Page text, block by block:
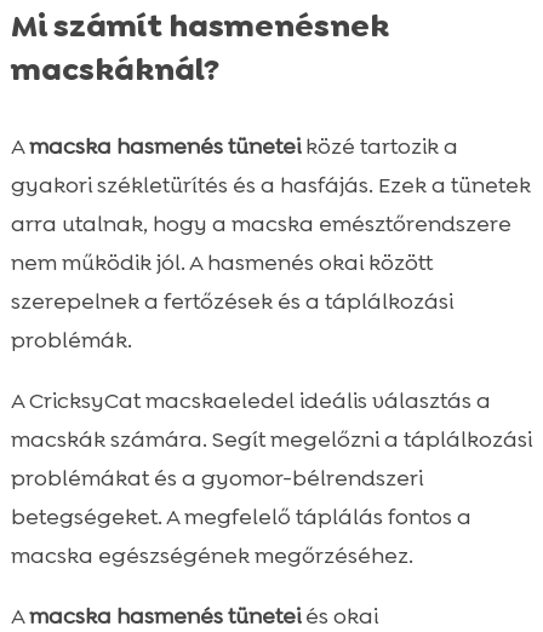
Mi számít hasmenésnek
macskáknál?
Amacska hasmenés tüneteiközé tartozik a
gyakori székletürítés és a hasfájás. Ezek a tünetek
arra utalnak, hogy a macska emésztőrendszere
nem működik jól. A hasmenés okai között
szerepelnek a fertőzések és a táplálkozási
problémák.
A CricksyCat macskaeledel ideális választás a
macskák számára. Segít megelőzni a táplálkozási
problémákat és a gyomor-bélrendszeri
betegségeket. A megfelelő táplálás fontos a
macska egészségének megőrzéséhez.
Amacska hasmenés tüneteiés okai